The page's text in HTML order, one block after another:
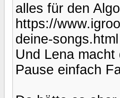
alles für den
https://
deine-songs.html
Und Lena
Pause einfach